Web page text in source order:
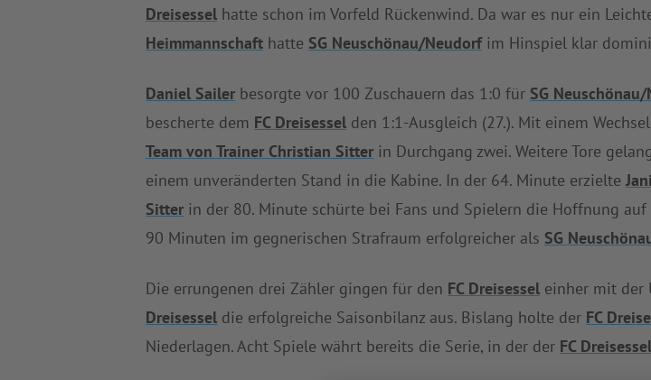
Dreisessel hatte schon im Vorfeld Rückenwind. Da war es nur ein
Heimmannschaft hatte SG Neuschönau/Neudorfim Hinspiel klar
Daniel Sailer besorgte vor 100 Zuschauern das 1:0 für SG
bescherte dem FC Dreisessel den 1:1-Ausgleich (27.). Mit einem
Team von Trainer Christian Sitter in Durchgang zwei. Weitere Tore
einem unveränderten Stand in die Kabine. In der 64. Minute erzielte
Sitter in der 80. Minute schürte bei Fans und Spielern die Hoffnung
90 Minuten im gegnerischen Strafraum erfolgreicher als SG
Die errungenen drei Zähler gingen für den FC Dreisessel einher mit der
Dreisessel die erfolgreiche Saisonbilanz aus. Bislang holte der FC
Niederlagen. Acht Spiele währt bereits die Serie, in der der FC Dreisessel